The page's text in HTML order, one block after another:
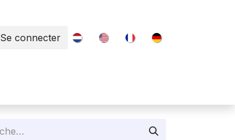
Se connecter